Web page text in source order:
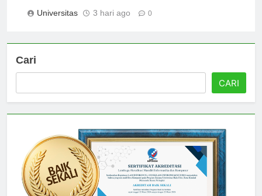
Universitas 3 hari ago 0
Cari
CARI